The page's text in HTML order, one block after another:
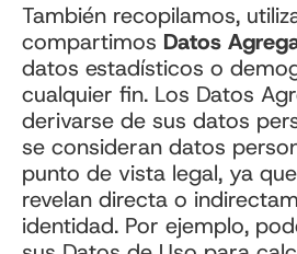
También recopilamos,
compartimos Datos
datos estadísticos o
cualquier fin. Los Datos
derivarse de sus datos
se consideran datos
punto de vista legal, ya
revelan directa o
identidad. Por ejemplo,